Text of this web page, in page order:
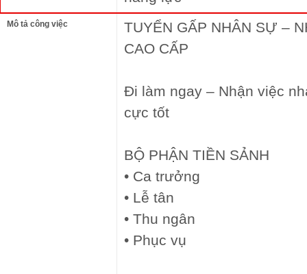
Mô tả công việc
TUYỂN GẤP NHÂN SỰ –
CAO CẤP
Đi làm ngay – Nhận việc
cực tốt
BỘ PHẬN TIỀN SẢNH
• Ca trưởng
• Lễ tân
• Thu ngân
• Phục vụ